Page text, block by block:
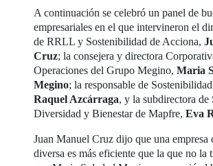
A continuación se celebró un panel de
empresariales en el que intervineron el
de RRLL y Sostenibilidad de Acciona,
Cruz; la consejera y directora
Operaciones del Grupo Megino,Maria
Megino; la responsable de
Raquel Azcárraga, y la subdirectora de
Diversidad y Bienestar de Mapfre,Eva
Juan Manuel Cruz dijo que una empresa
diversa es más eficiente que la que no la